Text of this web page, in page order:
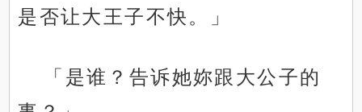
是否让大王子不快。」
「是谁？告诉她妳跟大公子的